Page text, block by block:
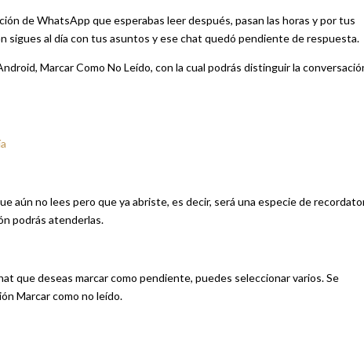
de WhatsApp que esperabas leer después, pasan las horas y por tus
sigues al día con tus asuntos y ese chat quedó pendiente de respuesta.
Marcar Como No Leído, con la cual podrás distinguir la
aún no lees pero que ya abriste, es decir, será una especie de
podrás atenderlas.
que deseas marcar como pendiente, puedes seleccionar varios. Se
Marcar como no leído.